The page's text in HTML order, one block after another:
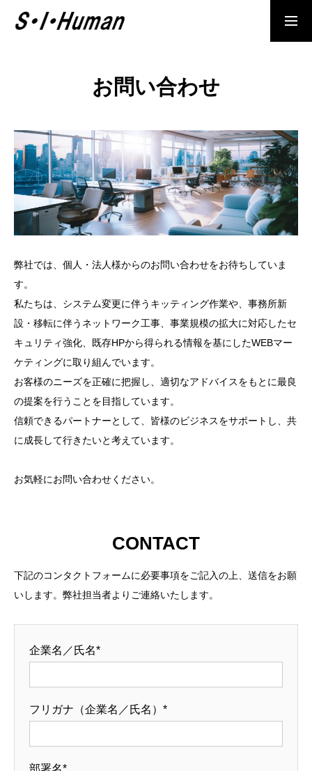
協力者・会社様募集
PARTNER COMPANY
お知らせ
NEWS
会社概要
COMPANY
お問い合わせ
CONTACT
お問い合わせ
弊社では、個人・法人様からのお問い合わせをお待ちしていま
す。
私たちは、システム変更に伴うキッティング作業や、事務所新
設・移転に伴うネットワーク工事、事業規模の拡大に対応したセ
キュリティ強化、既存HPから得られる情報を基にしたWEBマー
ケティングに取り組んでいます。
お客様のニーズを正確に把握し、適切なアドバイスをもとに最良
の提案を行うことを目指しています。
信頼できるパートナーとして、皆様のビジネスをサポートし、共
に成長して行きたいと考えています。
お気軽にお問い合わせください。
CONTACT
下記のコンタクトフォームに必要事項をご記入の上、送信をお願
いします。弊社担当者よりご連絡いたします。
企業名／氏名*
フリガナ（企業名／氏名）*